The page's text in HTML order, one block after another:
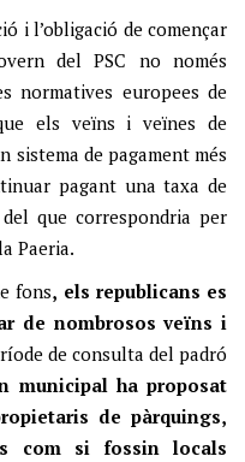
i l’obligació de començar
del PSC no només
normatives europees de
els veïns i veïnes de
sistema de pagament més
pagant una taxa de
que correspondria per
Paeria.
fons, els republicans es
de nombrosos veïns i
de consulta del padró
municipal ha proposat
de pàrquings,
com si fossin locals